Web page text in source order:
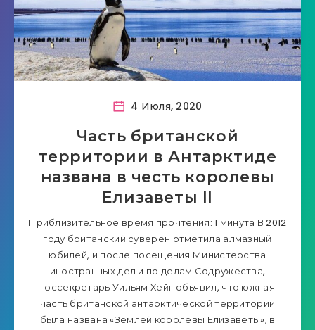
4 Июля, 2020
Часть британской
территории в Антарктиде
названа в честь королевы
Елизаветы II
Приблизительное время прочтения: 1 минута В 2012
году британский суверен отметила алмазный
юбилей, и после посещения Министерства
иностранных дел и по делам Содружества,
госсекретарь Уильям Хейг объявил, что южная
часть британской антарктической территории
была названа «Землей королевы Елизаветы», в